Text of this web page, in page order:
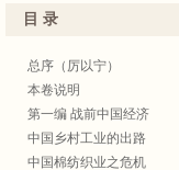
目 录
总序（厉以宁）
本卷说明
第一编 战前中国经济
中国乡村工业的出路
中国棉纺织业之危机